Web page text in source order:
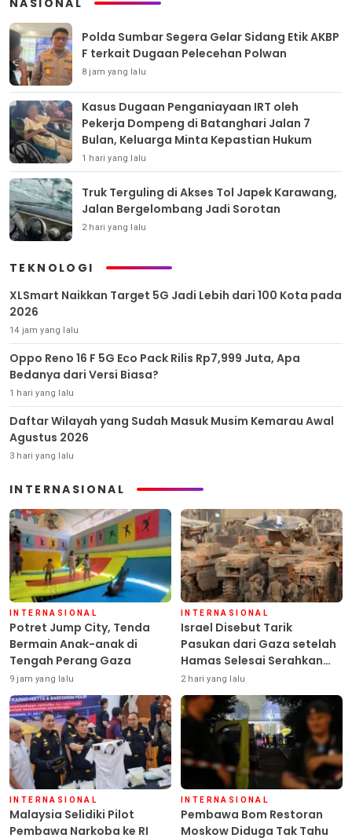
Polda Sumbar Segera Gelar Sidang Etik AKBP
F terkait Dugaan Pelecehan Polwan
8 jam yang lalu
Kasus Dugaan Penganiayaan IRT oleh
Pekerja Dompeng di Batanghari Jalan 7
Bulan, Keluarga Minta Kepastian Hukum
1 hari yang lalu
Truk Terguling di Akses Tol Japek Karawang,
Jalan Bergelombang Jadi Sorotan
2 hari yang lalu
TEKNOLOGI
XLSmart Naikkan Target 5G Jadi Lebih dari 100 Kota pada
2026
14 jam yang lalu
Oppo Reno 16 F 5G Eco Pack Rilis Rp7,999 Juta, Apa
Bedanya dari Versi Biasa?
1 hari yang lalu
Daftar Wilayah yang Sudah Masuk Musim Kemarau Awal
Agustus 2026
3 hari yang lalu
INTERNASIONAL
INTERNASIONAL
Potret Jump City, Tenda
Bermain Anak-anak di
Tengah Perang Gaza
9 jam yang lalu
INTERNASIONAL
Israel Disebut Tarik
Pasukan dari Gaza setelah
Hamas Selesai Serahkan
Senjata
2 hari yang lalu
INTERNASIONAL
Malaysia Selidiki Pilot
Pembawa Narkoba ke RI
INTERNASIONAL
Pembawa Bom Restoran
Moskow Diduga Tak Tahu